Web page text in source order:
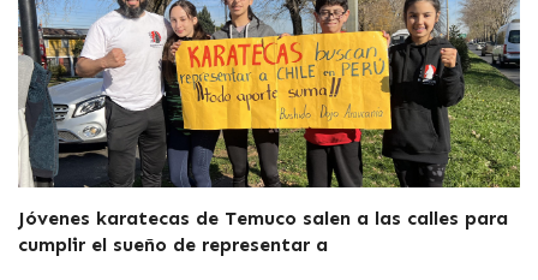
Jóvenes karatecas de Temuco salen a las calles para
cumplir el sueño de representar a